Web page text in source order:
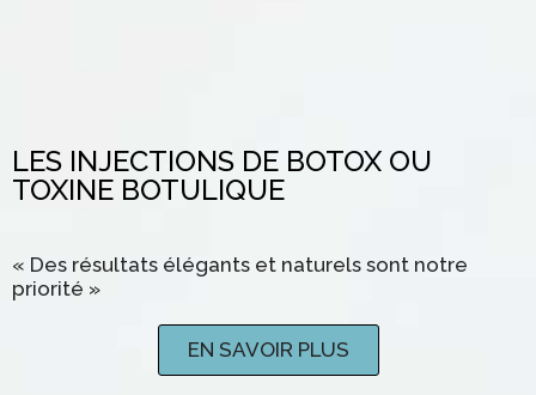
LES INJECTIONS DE BOTOX OU
TOXINE BOTULIQUE
« Des résultats élégants et naturels sont notre
priorité »
EN SAVOIR PLUS